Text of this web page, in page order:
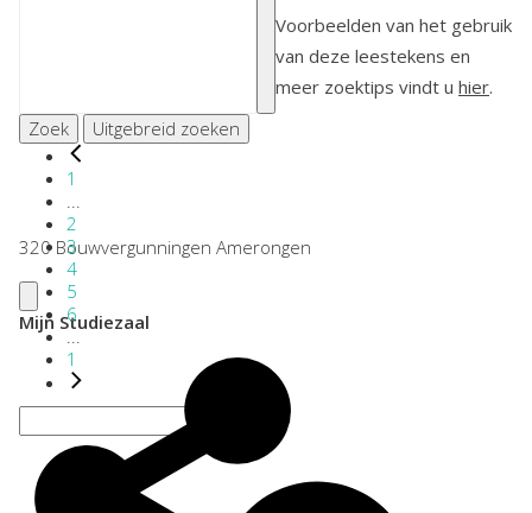
Voorbeelden van het gebruik
van deze leestekens en
meer zoektips vindt u hier.
Zoek
Uitgebreid zoeken
1
2
3
4
5
6
...
1
320 Bouwvergunningen Amerongen
Mijn Studiezaal